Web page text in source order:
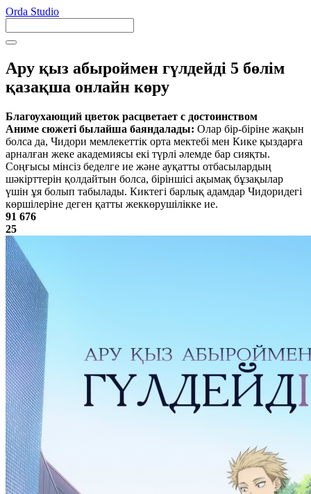
Orda Studio
Ару қыз абыроймен гүлдейді 5 бөлім
қазақша онлайн көру
Благоухающий цветок расцветает с достоинством
Аниме сюжеті былайша баяндалады: Олар бір-біріне жақын
болса да, Чидори мемлекеттік орта мектебі мен Кике қыздарға
арналған жеке академиясы екі түрлі әлемде бар сияқты.
Соңғысы мінсіз беделге ие және ауқатты отбасылардың
шәкірттерін қолдайтын болса, біріншісі ақымақ бұзақылар
үшін ұя болып табылады. Киктегі барлық адамдар Чидоридегі
көршілеріне деген қатты жеккөрушілікке ие.
91 676
25